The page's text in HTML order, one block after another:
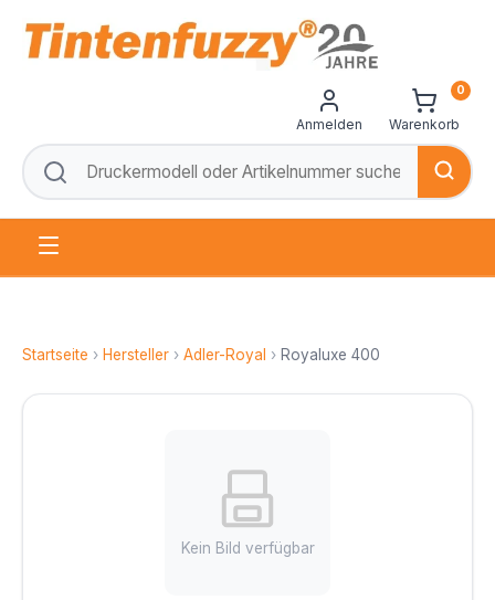
Anmelden Warenkorb
0
Startseite › Hersteller › Adler-Royal › Royaluxe 400
Kein Bild verfügbar